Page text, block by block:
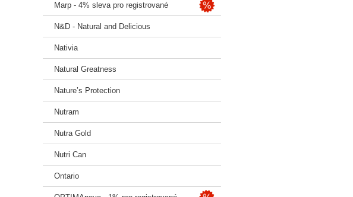
Marp - 4% sleva pro registrované
N&D - Natural and Delicious
Nativia
Natural Greatness
Nature’s Protection
Nutram
Nutra Gold
Nutri Can
Ontario